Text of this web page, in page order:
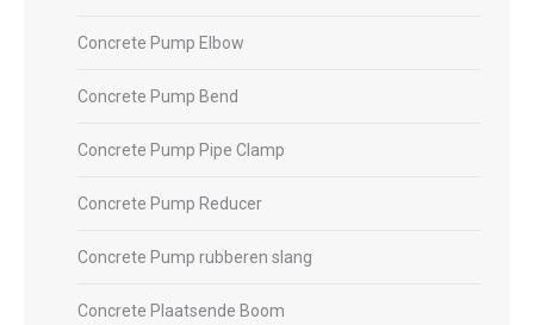
Concrete Pump Elbow
Concrete Pump Bend
Concrete Pump Pipe Clamp
Concrete Pump Reducer
Concrete Pump rubberen slang
Concrete Plaatsende Boom